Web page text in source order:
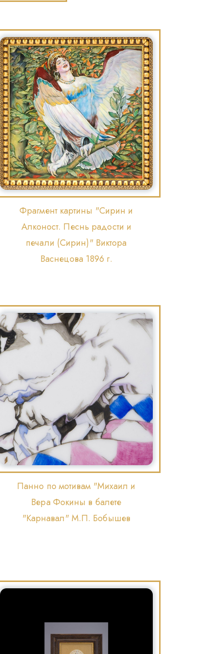
Фрагмент картины "Сирин и
Алконост. Песнь радости и
печали (Сирин)" Виктора
Васнецова 1896 г.
Панно по мотивам "Михаил и
Вера Фокины в балете
"Карнавал" М.П. Бобышев